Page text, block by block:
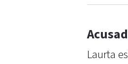
Laurta